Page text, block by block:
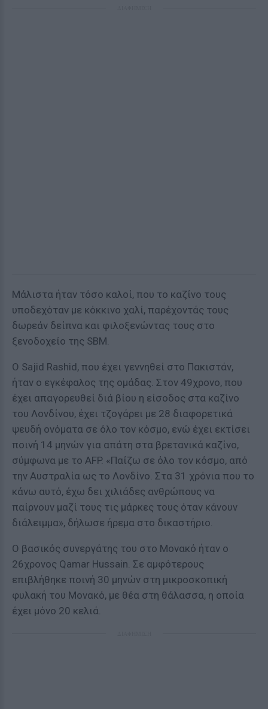
Μάλιστα ήταν τόσο καλοί, που το καζίνο τους
υποδεχόταν με κόκκινο χαλί, παρέχοντάς τους
δωρεάν δείπνα και φιλοξενώντας τους στο
ξενοδοχείο της SBM.
Ο Sajid Rashid, που έχει γεννηθεί στο Πακιστάν,
ήταν ο εγκέφαλος της ομάδας. Στον 49χρονο, που
έχει απαγορευθεί διά βίου η είσοδος στα καζίνο
του Λονδίνου, έχει τζογάρει με 28 διαφορετικά
ψευδή ονόματα σε όλο τον κόσμο, ενώ έχει εκτίσει
ποινή 14 μηνών για απάτη στα βρετανικά καζίνο,
σύμφωνα με το AFP. «Παίζω σε όλο τον κόσμο, από
την Αυστραλία ως το Λονδίνο. Στα 31 χρόνια που το
κάνω αυτό, έχω δει χιλιάδες ανθρώπους να
παίρνουν μαζί τους τις μάρκες τους όταν κάνουν
διάλειμμα», δήλωσε ήρεμα στο δικαστήριο.
Ο βασικός συνεργάτης του στο Μονακό ήταν ο
26χρονος Qamar Hussain. Σε αμφότερους
επιβλήθηκε ποινή 30 μηνών στη μικροσκοπική
φυλακή του Μονακό, με θέα στη θάλασσα, η οποία
έχει μόνο 20 κελιά.